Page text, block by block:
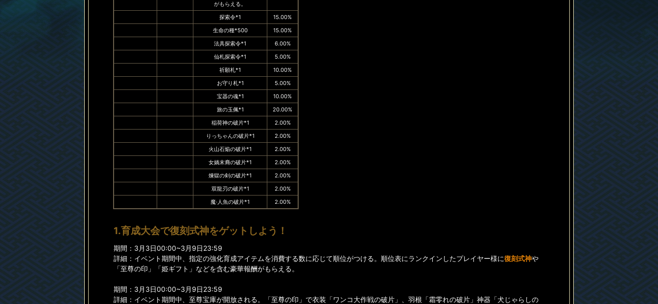
がもらえる。
探索令*1
15.00%
生命の種*500
15.00%
法具探索令*1
6.00%
仙札探索令*1
5.00%
祈願札*1
10.00%
お守り札*1
5.00%
宝器の魂*1
10.00%
旅の玉佩*1
20.00%
稲荷神の破片*1
2.00%
りっちゃんの破片*1
2.00%
火山石焔の破片*1
2.00%
女媧末裔の破片*1
2.00%
煉獄の剣の破片*1
2.00%
双龍刃の破片*1
2.00%
魔·人魚の破片*1
2.00%
1.育成大会で復刻式神をゲットしよう！
期間：3月3日00:00~3月9日23:59
詳細：イベント期間中、指定の強化育成アイテムを消費する数に応じて順位がつける。順位表にランクインしたプレイヤー様に復刻式神や
「至尊の印」「姫ギフト」などを含む豪華報酬がもらえる。
期間：3月3日00:00~3月9日23:59
詳細：イベント期間中、至尊宝庫が開放される。「至尊の印」で衣装「ワンコ大作戦の破片」、羽根「霜零れの破片」神器「犬じゃらしの